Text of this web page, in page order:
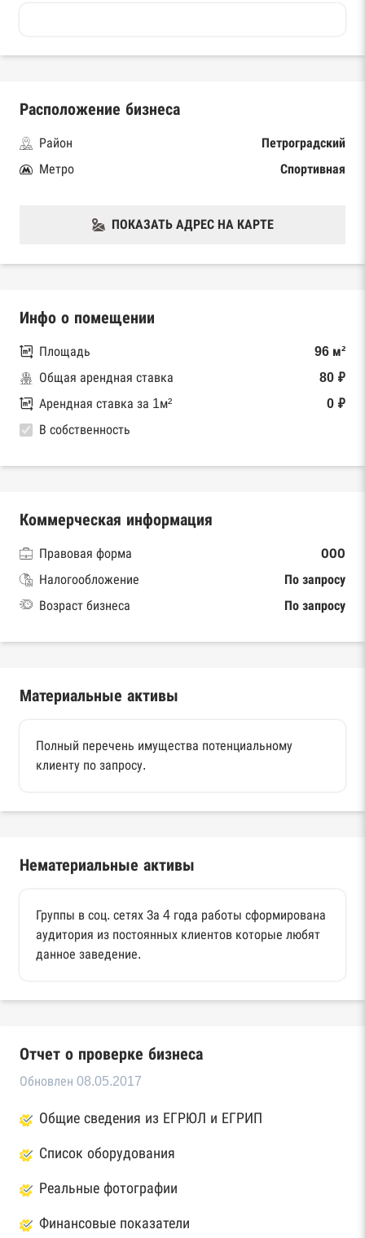
Расположение бизнеса
Район
Петроградский
Метро
Спортивная
ПОКАЗАТЬ АДРЕС НА КАРТЕ
Инфо о помещении
Площадь
96 м²
Общая арендная ставка
80 ₽
Арендная ставка за 1м²
0 ₽
В собственность
Коммерческая информация
Правовая форма
ООО
Налогообложение
По запросу
Возраст бизнеса
По запросу
Материальные активы
Полный перечень имущества потенциальному
клиенту по запросу.
Нематериальные активы
Группы в соц. сетях За 4 года работы сформирована
аудитория из постоянных клиентов которые любят
данное заведение.
Отчет о проверке бизнеса
Обновлен 08.05.2017
Общие сведения из ЕГРЮЛ и ЕГРИП
Список оборудования
Реальные фотографии
Финансовые показатели